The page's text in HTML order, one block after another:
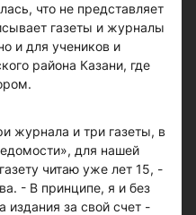
что не представляет
газеты и журналы
и для учеников и
района Казани, где
журнала и три газеты, в
для нашей
читаю уже лет 15, -
- В принципе, я и без
издания за свой счет -